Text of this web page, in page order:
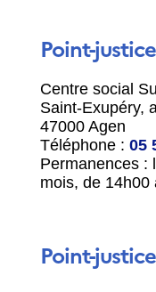
Point-
Centre social
Saint-Exupéry,
47000 Agen
Téléphone : 05
Permanences :
mois, de 14h00
Point-